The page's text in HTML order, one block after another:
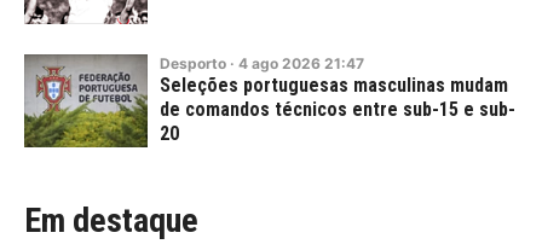
Desporto · 4 ago 2026 21:47
Seleções portuguesas masculinas mudam
de comandos técnicos entre sub-15 e sub-
20
Em destaque